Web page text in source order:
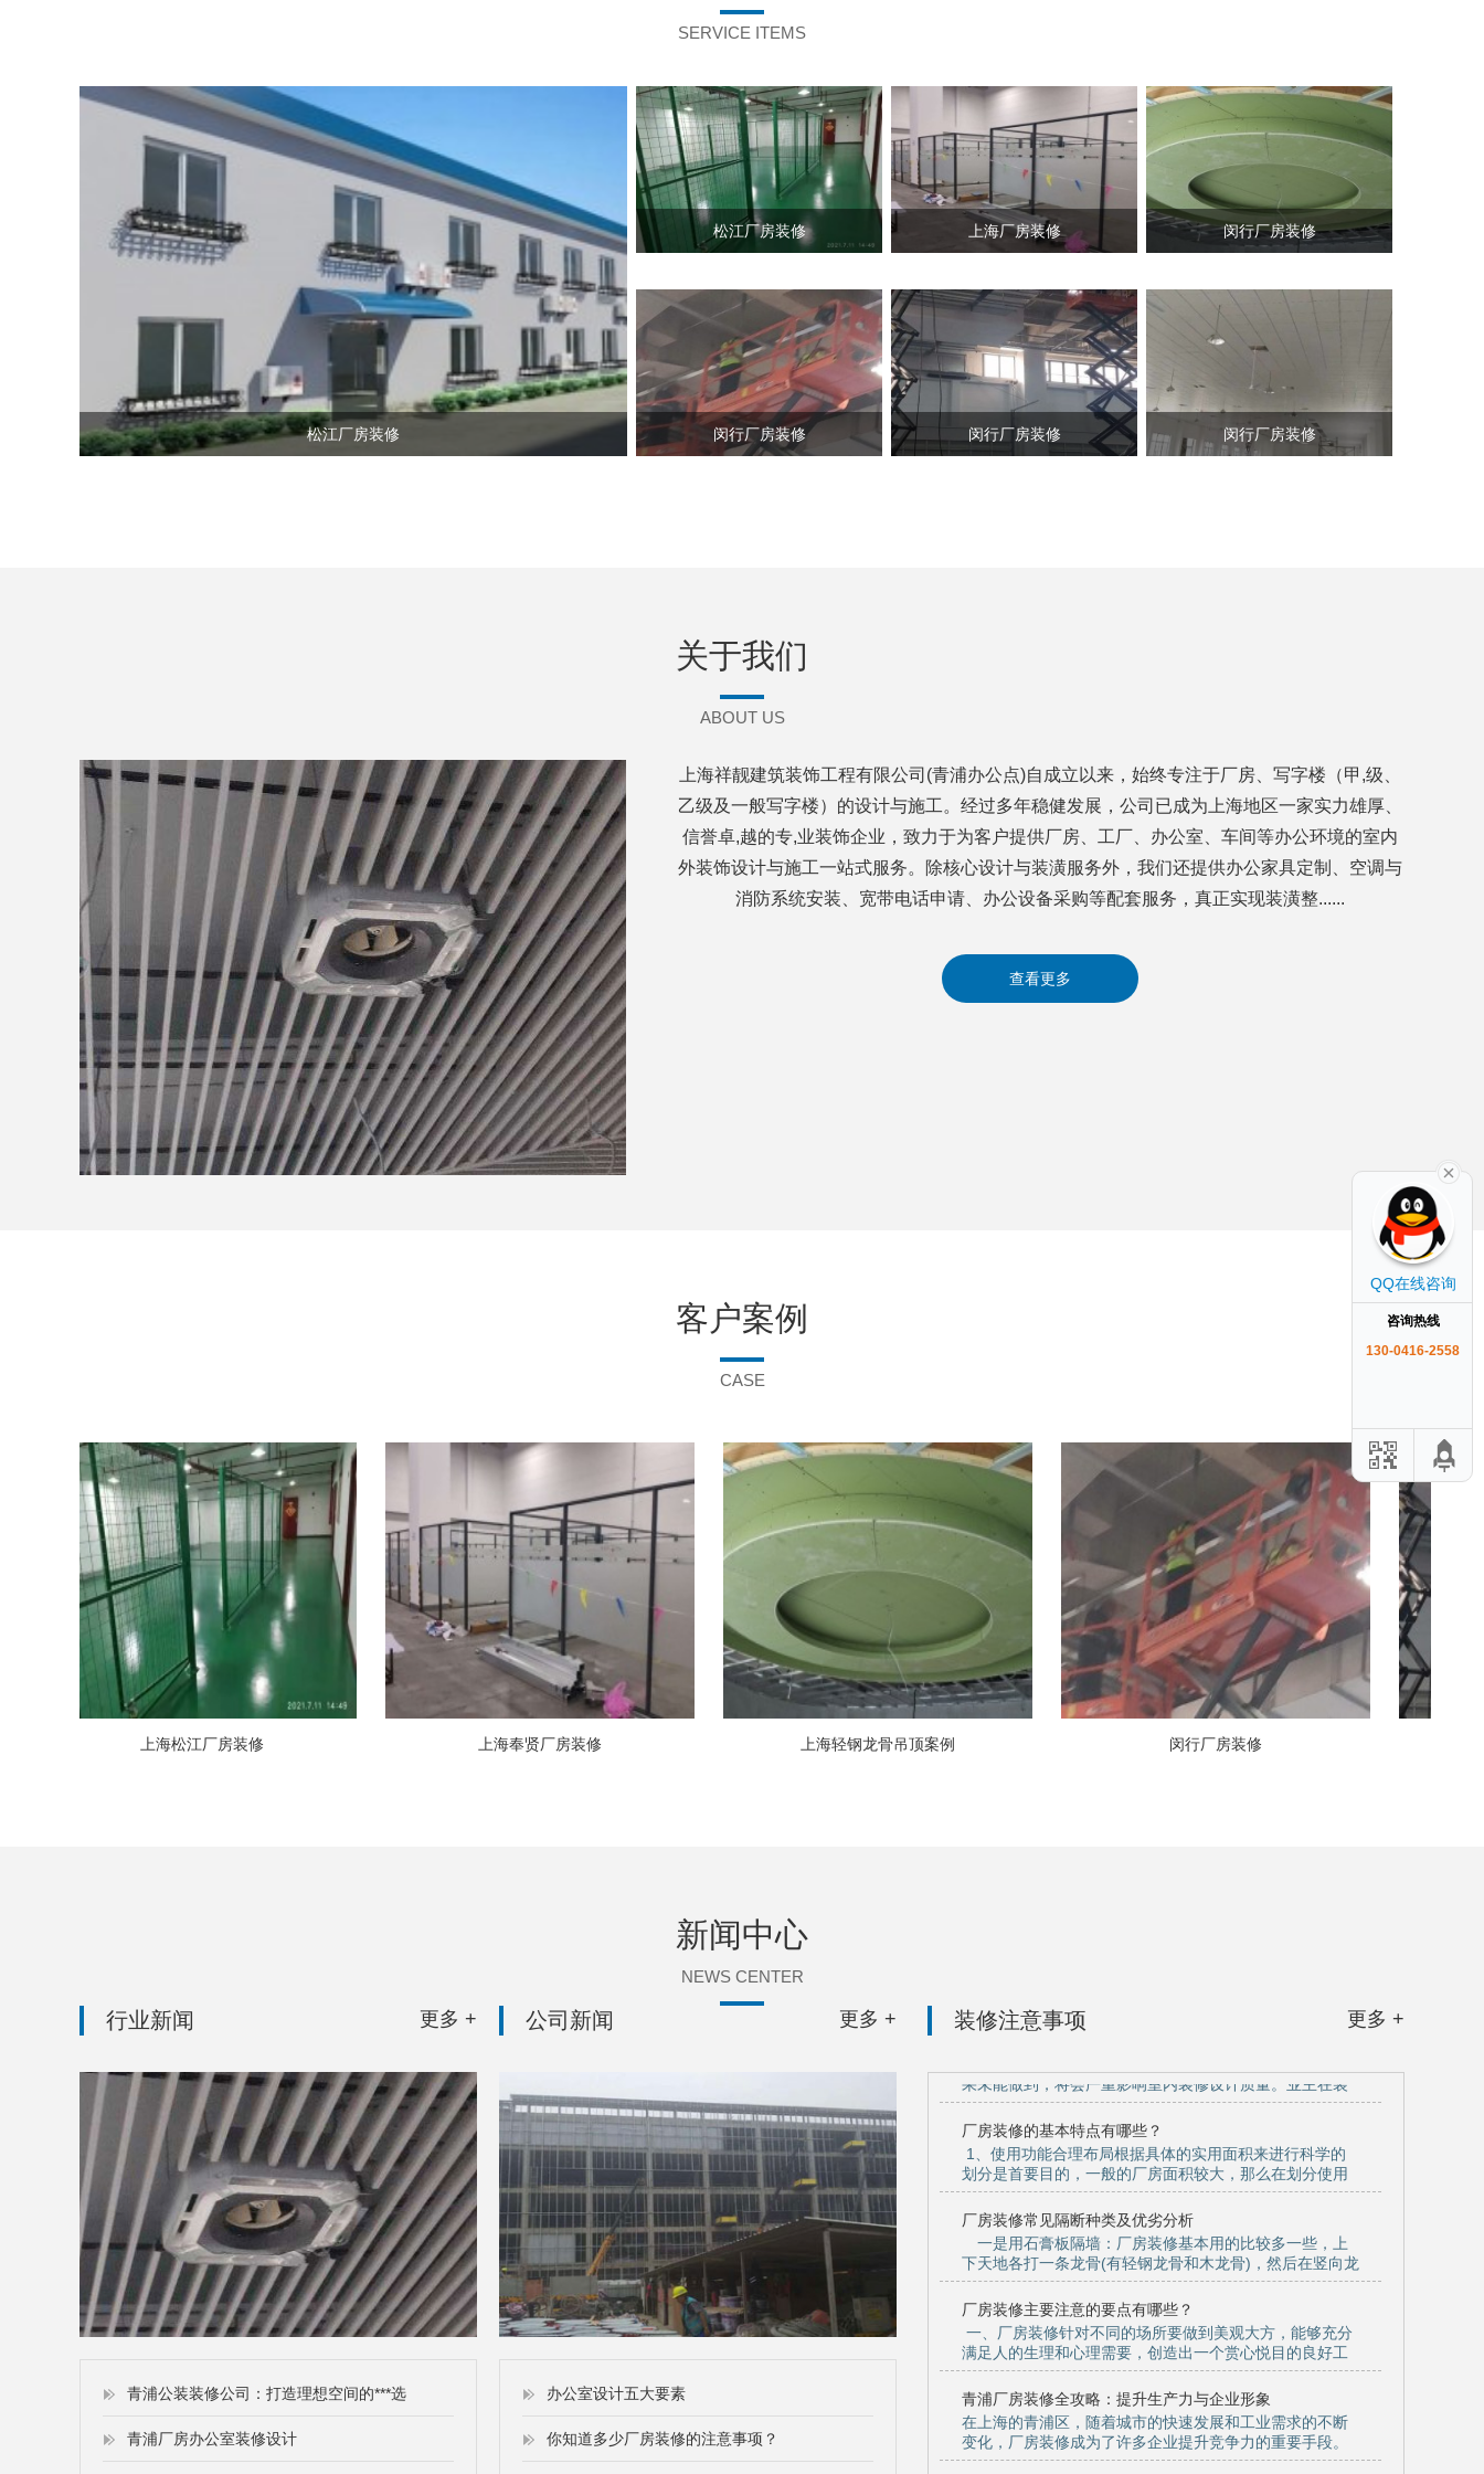
SERVICE ITEMS
松江厂房装修
松江厂房装修 上海厂房装修 闵行厂房装修
闵行厂房装修 闵行厂房装修 闵行厂房装修
关于我们
ABOUT US
上海祥靓建筑装饰工程有限公司(青浦办公点)自成立以来，始终专注于厂房、写字楼（甲,级、
乙级及一般写字楼）的设计与施工。经过多年稳健发展，公司已成为上海地区一家实力雄厚、
信誉卓,越的专,业装饰企业，致力于为客户提供厂房、工厂、办公室、车间等办公环境的室内
外装饰设计与施工一站式服务。除核心设计与装潢服务外，我们还提供办公家具定制、空调与
消防系统安装、宽带电话申请、办公设备采购等配套服务，真正实现装潢整......
查看更多
客户案例
CASE
上海松江厂房装修 上海奉贤厂房装修 上海轻钢龙骨吊顶案例 闵行厂房装修
新闻中心
NEWS CENTER
行业新闻 更多 +
青浦公装装修公司：打造理想空间的***选
青浦厂房办公室装修设计
公司新闻 更多 +
办公室设计五大要素
你知道多少厂房装修的注意事项？
装修注意事项 更多 +
1、使用功能合理布局根据具体的实用面积来进行科学的
划分是首要目的，一般的厂房面积较大，那么在划分使用
功能的时...
一是用石膏板隔墙：厂房装修基本用的比较多一些，上
下天地各打一条龙骨(有轻钢龙骨和木龙骨)，然后在竖向龙
骨中横穿一只穿心...
一、厂房装修针对不同的场所要做到美观大方，能够充分
满足人的生理和心理需要，创造出一个赏心悦目的良好工
作环境。...
在上海的青浦区，随着城市的快速发展和工业需求的不断
变化，厂房装修成为了许多企业提升竞争力的重要手段。
一个现代化、功能齐全...
QQ在线咨询
咨询热线
130-0416-2558